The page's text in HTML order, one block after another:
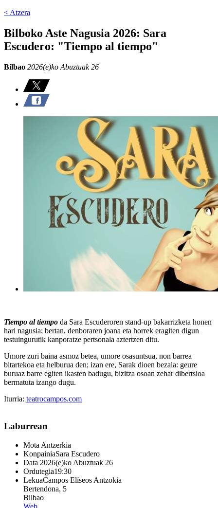
< Atzera
Bilboko Aste Nagusia 2026: Sara
Escudero: "Tiempo al tiempo"
Bilbao 2026(e)ko Abuztuak 26
Tiempo al tiempo da Sara Escuderoren stand-up bakarrizketa honen
hari nagusia; bertan, denboraren joana eta horrek eragiten digun
testuingurutik kanporatze pertsonala aztertzen ditu.
Umore zuri baina asmoz betea, umore osasuntsua, non barrea
bitartekoa eta helburua den; izan ere, Sarak dioen bezala: geure
buruaz barre egiten ikasten badugu, bizitza osoan zehar dibertsioa
bermatuta izango dugu.
Iturria: teatrocampos.com
Laburrean
Mota Antzerkia
KonpainiaSara Escudero
Data 2026(e)ko Abuztuak 26
Ordutegia19:30
LekuaCampos Elíseos Antzokia
Bertendona, 5
Bilbao